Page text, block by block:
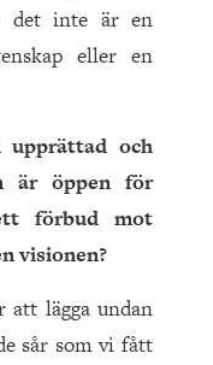
det inte är en
eller en
och
är öppen för
förbud mot
visionen?
lägga undan
sår som vi fått